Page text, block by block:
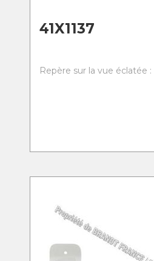
41X1137
Repère sur la vue éclatée :